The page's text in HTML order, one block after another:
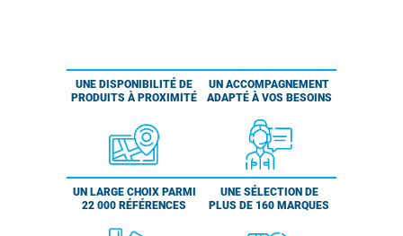
UNE DISPONIBILITÉ DE
PRODUITS À PROXIMITÉ
UN ACCOMPAGNEMENT
ADAPTÉ À VOS BESOINS
UN LARGE CHOIX PARMI
22 000 RÉFÉRENCES
UNE SÉLECTION DE
PLUS DE 160 MARQUES